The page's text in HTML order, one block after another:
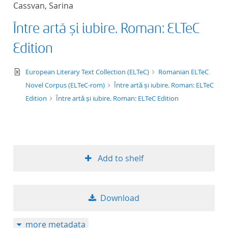
title descending
format
Cassvan, Sarina
Între artă și iubire. Roman: ELTeC
Edition
text/xml
European Literary Text Collection (ELTeC)
Romanian ELTeC
Novel Corpus (ELTeC-rom)
Între artă și iubire. Roman: ELTeC
Edition
Între artă și iubire. Roman: ELTeC Edition
Add to shelf
Download
more metadata